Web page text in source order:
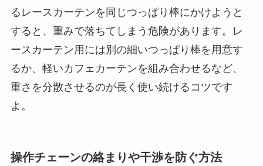
るレースカーテンを同じつっぱり棒にかけようと
すると、重みで落ちてしまう危険があります。レ
ースカーテン用には別の細いつっぱり棒を用意す
るか、軽いカフェカーテンを組み合わせるなど、
重さを分散させるのが長く使い続けるコツです
よ。
操作チェーンの絡まりや干渉を防ぐ方法